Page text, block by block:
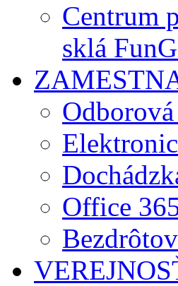
Centrum
sklá
Office